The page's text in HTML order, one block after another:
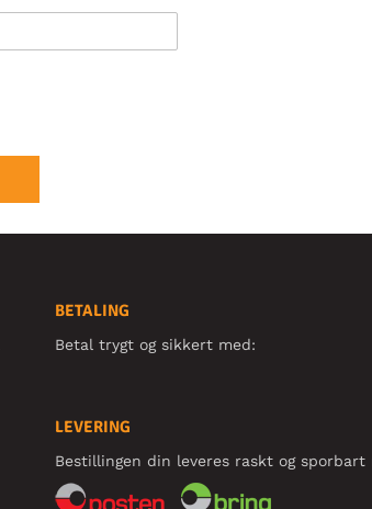
BETALING
Betal trygt og sikkert med:
LEVERING
Bestillingen din leveres raskt og sporbart